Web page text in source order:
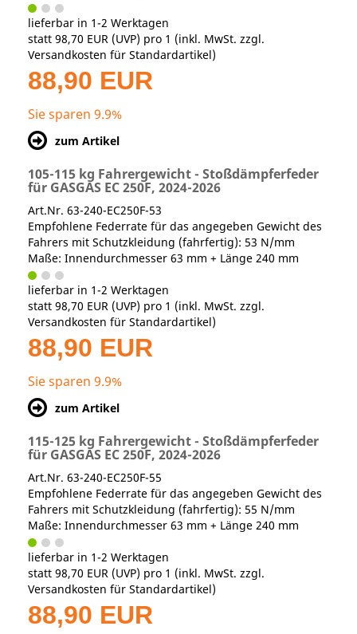
lieferbar in 1-2 Werktagen
statt 98,70 EUR (UVP) pro 1 (inkl. MwSt. zzgl.
Versandkosten für Standardartikel)
88,90 EUR
Sie sparen 9.9%
zum Artikel
105-115 kg Fahrergewicht - Stoßdämpferfeder
für GASGAS EC 250F, 2024-2026
Art.Nr. 63-240-EC250F-53
Empfohlene Federrate für das angegeben Gewicht des
Fahrers mit Schutzkleidung (fahrfertig): 53 N/mm
Maße: Innendurchmesser 63 mm + Länge 240 mm
lieferbar in 1-2 Werktagen
statt 98,70 EUR (UVP) pro 1 (inkl. MwSt. zzgl.
Versandkosten für Standardartikel)
88,90 EUR
Sie sparen 9.9%
zum Artikel
115-125 kg Fahrergewicht - Stoßdämpferfeder
für GASGAS EC 250F, 2024-2026
Art.Nr. 63-240-EC250F-55
Empfohlene Federrate für das angegeben Gewicht des
Fahrers mit Schutzkleidung (fahrfertig): 55 N/mm
Maße: Innendurchmesser 63 mm + Länge 240 mm
lieferbar in 1-2 Werktagen
statt 98,70 EUR (UVP) pro 1 (inkl. MwSt. zzgl.
Versandkosten für Standardartikel)
88,90 EUR